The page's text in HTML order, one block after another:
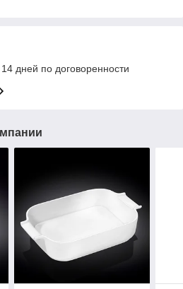
дней по договоренности